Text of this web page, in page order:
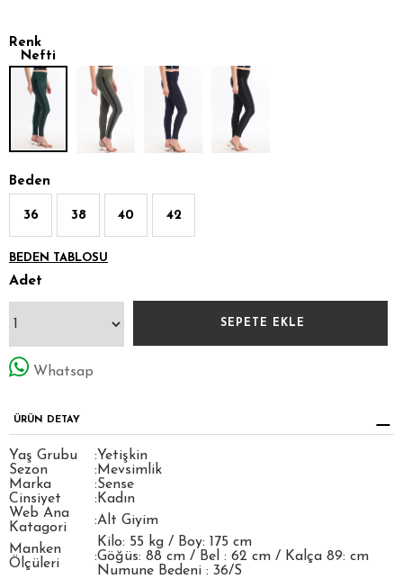
Renk
Nefti
Beden
36 38 40 42
BEDEN TABLOSU
Adet
Whatsap
ÜRÜN DETAY
Yaş Grubu :Yetişkin
Sezon
:Mevsimlik
Marka
:Sense
Cinsiyet
: Kadın
Web Ana
Katagori
:Alt Giyim
Manken
Ölçüleri
:
Kilo: 55 kg / Boy: 175 cm
Göğüs: 88 cm / Bel : 62 cm / Kalça 89: cm
Numune Bedeni : 36/S